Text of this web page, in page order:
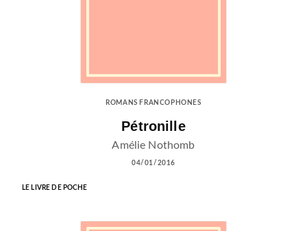
ROMANS FRANCOPHONES
Pétronille
Amélie Nothomb
04/01/2016
LE LIVRE DE POCHE